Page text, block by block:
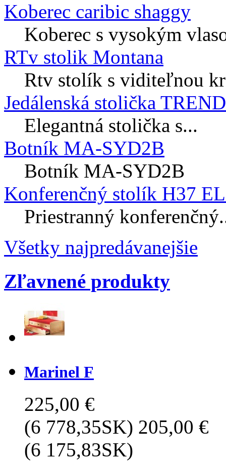
Koberec caribic shaggy
Koberec s vysokým
RTv stolik Montana
Rtv stolík s viditeľnou
Jedálenská stolička
Elegantná stolička s...
Botník MA-SYD2B
Botník MA-SYD2B
Konferenčný stolík H37
Priestranný
Všetky najpredávanejšie
Zľavnené produkty
Marinel F
225,00 €
(6 778,35SK) 205,00 €
(6 175,83SK)